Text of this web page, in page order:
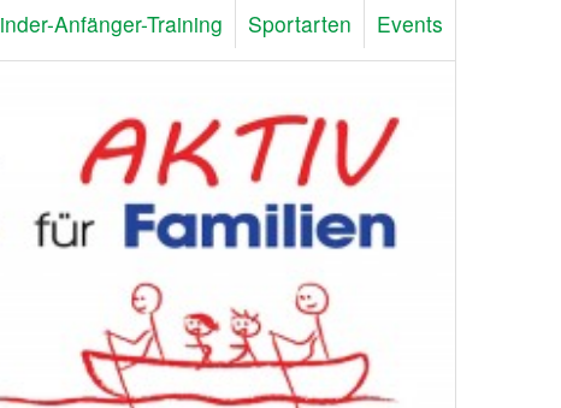
Anfänger-Training Sportarten Events